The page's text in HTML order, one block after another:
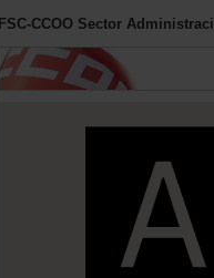
FSC-CCOO Sector